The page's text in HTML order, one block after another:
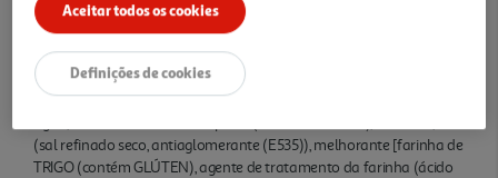
0.05 KG
Ingredientes/Composição
Ingredientes: farinha de TRIGO mole tipo 65 (contém GLÚTEN),
(sal refinado seco, antiaglomerante (E535)), melhorante [farinha de
TRIGO (contém GLÚTEN), agente de tratamento da farinha (ácido
Aceitar todos os cookies
Definições de cookies